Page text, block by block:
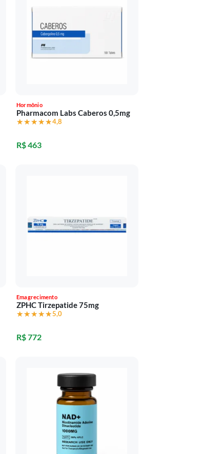
Hormônio
Pharmacom Labs Caberos 0,5mg
★★★★★
★★★★★4,8
R$ 463
Emagrecimento
ZPHC Tirzepatide 75mg
★★★★★
★★★★★5,0
R$ 772